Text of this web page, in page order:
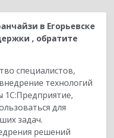
в Егорьевске
, обратите
специалистов,
технологий
1С:Предприятие,
для
задач.
решений